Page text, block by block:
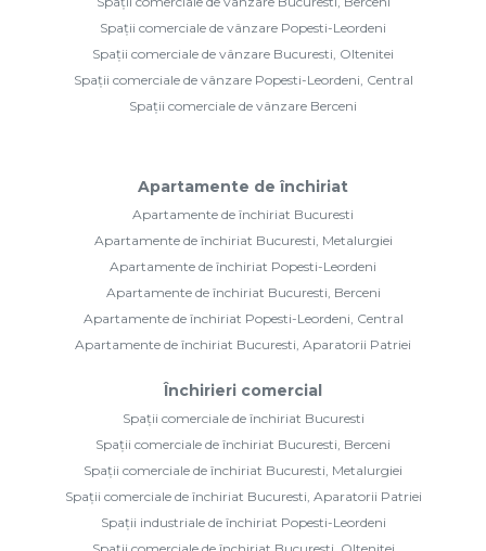
Spații comerciale de vânzare Popesti-Leordeni
Spații comerciale de vânzare Bucuresti, Oltenitei
Spații comerciale de vânzare Popesti-Leordeni, Central
Spații comerciale de vânzare Berceni
Apartamente de închiriat
Apartamente de închiriat Bucuresti
Apartamente de închiriat Bucuresti, Metalurgiei
Apartamente de închiriat Popesti-Leordeni
Apartamente de închiriat Bucuresti, Berceni
Apartamente de închiriat Popesti-Leordeni, Central
Apartamente de închiriat Bucuresti, Aparatorii Patriei
Închirieri comercial
Spații comerciale de închiriat Bucuresti
Spații comerciale de închiriat Bucuresti, Berceni
Spații comerciale de închiriat Bucuresti, Metalurgiei
Spații comerciale de închiriat Bucuresti, Aparatorii Patriei
Spații industriale de închiriat Popesti-Leordeni